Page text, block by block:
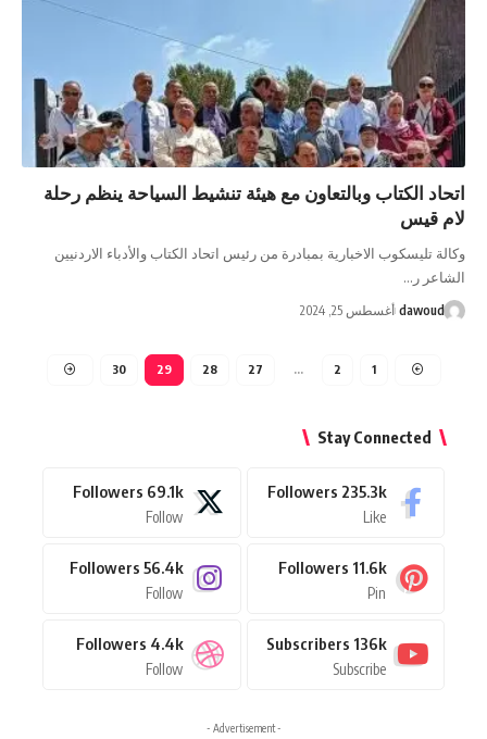
اتحاد الكتاب وبالتعاون مع هيئة تنشيط السياحة ينظم رحلة
لام قيس
وكالة تليسكوب الاخبارية بمبادرة من رئيس اتحاد الكتاب والأدباء الاردنيين
الشاعر ر…
dawoud أغسطس 25, 2024
1
2
…
27
28
29
30
Stay Connected
235.3k
Followers
Like
69.1k
Followers
Follow
11.6k
Followers
Pin
56.4k
Followers
Follow
136k
Subscribers
Subscribe
4.4k
Followers
Follow
- Advertisement -